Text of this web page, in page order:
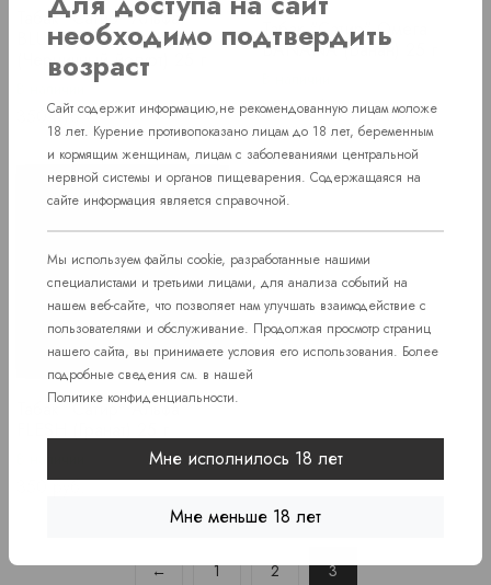
Табак "Сатир" Альфа
BLUEBERRY NIGHTS
(Черничный йогурт) 25 г
Price
350 руб.
Табак "Сатир" Омега
BANANA (Банан) 25 г
Price
350 руб.
Табак "Сатир" Альфа
Price
350 руб.
← 1 2 3
необходимо подтвердить
возраст
Сайт содержит информацию,не рекомендованную лицам моложе
18 лет. Курение противопоказано лицам до 18 лет, беременным
и кормящим женщинам, лицам с заболеваниями центральной
нервной системы и органов пищеварения. Содержащаяся на
сайте информация является справочной.
Мы используем файлы cookie, разработанные нашими
специалистами и третьими лицами, для анализа событий на
нашем веб-сайте, что позволяет нам улучшать взаимодействие с
пользователями и обслуживание. Продолжая просмотр страниц
нашего сайта, вы принимаете условия его использования. Более
подробные сведения см. в нашей
Политике конфиденциальности.
Мне исполнилось 18 лет
Мне меньше 18 лет